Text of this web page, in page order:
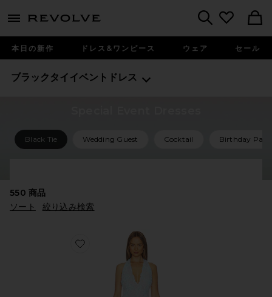
menu - shows more content
本日の新作 ドレス&ワンピース ウェア セール
ブラックタイイベントドレス
Black Tie Wedding Guest Cocktail Birthday
550 商品
ソート
絞り込み検索
Favorite NOORAH ドレス